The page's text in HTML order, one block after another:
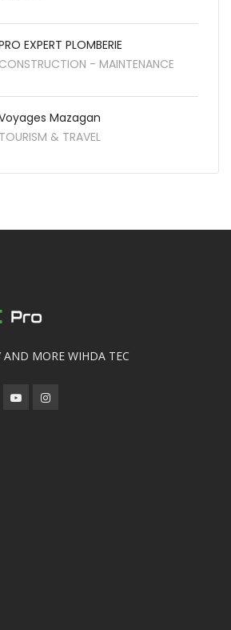
EXPERT PLOMBERIE
CONSTRUCTION - MAINTENANCE
Mazagan
TOURISM & TRAVEL
MORE WIHDA TEC